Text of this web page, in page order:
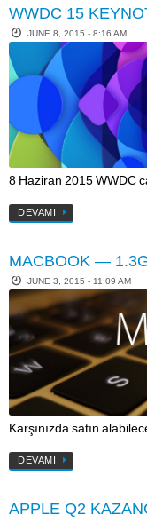
WWDC 15
JUNE 8, 2015 - 8:16 AM
8 Haziran 2015 WWDC
DEVAMI
MACBOOK —
JUNE 3, 2015 - 11:09 AM
Karşınızda satın
DEVAMI
APPLE Q2